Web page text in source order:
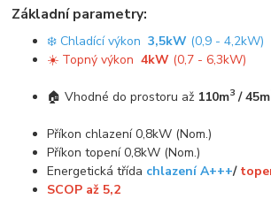
Základní parametry:
❄️ Chladící výkon3,5kW (0,9 - 4,2kW)
☀️ Topný výkon4kW (0,7 - 6,3kW)
🏠 Vhodné do prostoru až 110m3 / 45m
Příkon chlazení 0,8kW (Nom.)
Příkon topení 0,8kW (Nom.)
Energetická třída chlazení A+++/
SCOP až 5,2